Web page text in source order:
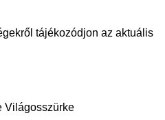
tájékozódjon az aktuális
Világosszürke